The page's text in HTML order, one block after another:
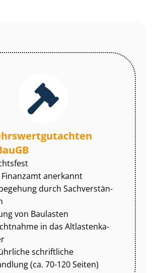
anerkannt
durch Sach­ver­stän­
von Baulasten
in das Alt­las­ten­ka­
schriftliche
(ca. 70-120 Seiten)